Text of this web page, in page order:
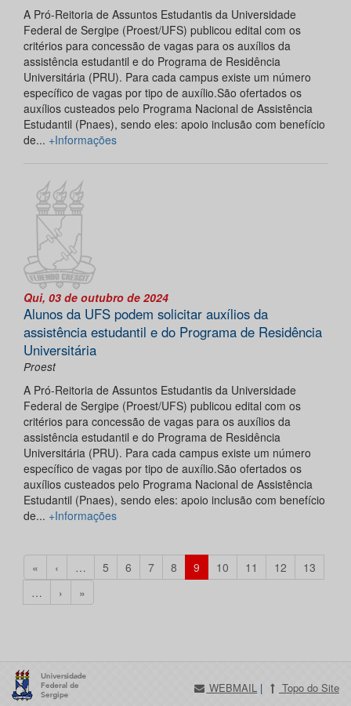
A Pró-Reitoria de Assuntos Estudantis da Universidade
Federal de Sergipe (Proest/UFS) publicou edital com os
critérios para concessão de vagas para os auxílios da
assistência estudantil e do Programa de Residência
Universitária (PRU). Para cada campus existe um número
específico de vagas por tipo de auxílio.São ofertados os
auxílios custeados pelo Programa Nacional de Assistência
Estudantil (Pnaes), sendo eles: apoio inclusão com benefício
de... +Informações
Qui, 03 de outubro de 2024
Alunos da UFS podem solicitar auxílios da
assistência estudantil e do Programa de Residência
Universitária
Proest
A Pró-Reitoria de Assuntos Estudantis da Universidade
Federal de Sergipe (Proest/UFS) publicou edital com os
critérios para concessão de vagas para os auxílios da
assistência estudantil e do Programa de Residência
Universitária (PRU). Para cada campus existe um número
específico de vagas por tipo de auxílio.São ofertados os
auxílios custeados pelo Programa Nacional de Assistência
Estudantil (Pnaes), sendo eles: apoio inclusão com benefício
de... +Informações
« ‹ … 5 6 7 8 9 10 11 12
13
…
› »
WEBMAIL | Topo do Site